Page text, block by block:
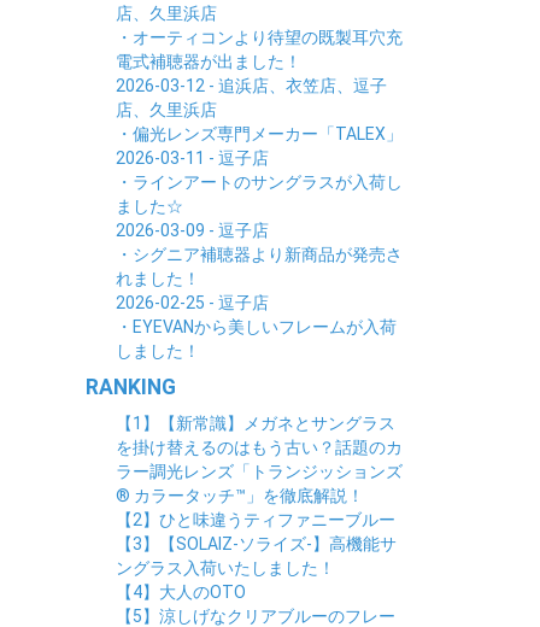
店、久里浜店
・オーティコンより待望の既製耳穴充
電式補聴器が出ました！
2026-03-12 - 追浜店、衣笠店、逗子
店、久里浜店
・偏光レンズ専門メーカー「TALEX」
2026-03-11 - 逗子店
・ラインアートのサングラスが入荷し
ました☆
2026-03-09 - 逗子店
・シグニア補聴器より新商品が発売さ
れました！
2026-02-25 - 逗子店
・EYEVANから美しいフレームが入荷
しました！
RANKING
【1】【新常識】メガネとサングラス
を掛け替えるのはもう古い？話題のカ
ラー調光レンズ「トランジッションズ
® カラータッチ™」を徹底解説！
【2】ひと味違うティファニーブルー
【3】【SOLAIZ-ソライズ-】高機能サ
ングラス入荷いたしました！
【4】大人のOTO
【5】涼しげなクリアブルーのフレー